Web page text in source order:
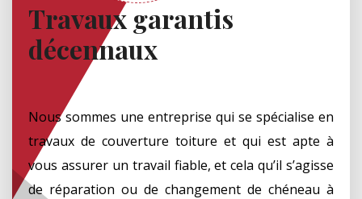
Travaux garantis
décennaux
Nous sommes une entreprise qui se spécialise en
travaux de couverture toiture et qui est apte à
vous assurer un travail fiable, et cela qu’il s’agisse
de réparation ou de changement de chéneau à